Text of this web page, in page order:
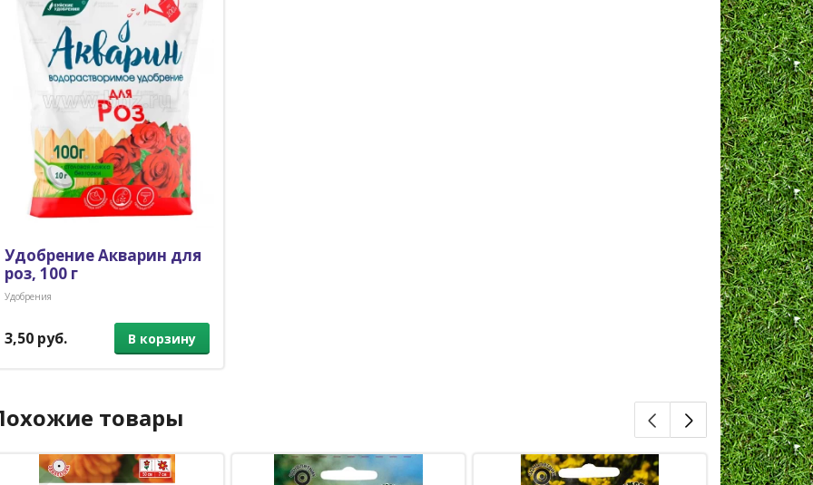
Удобрение Акварин для
роз, 100 г
Удобрения
3,50 руб. В корзину
товары